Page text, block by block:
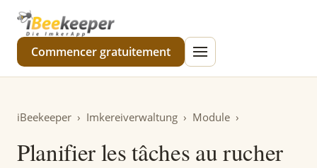
Commencer gratuitement
iBeekeeper › Imkereiverwaltung › Module ›
Planifier les tâches au rucher